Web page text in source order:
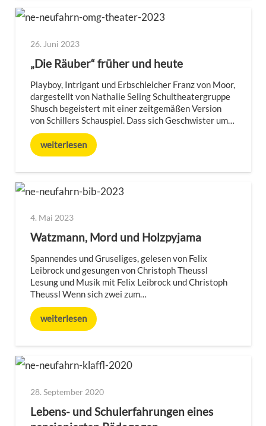
26. Juni 2023
„Die Räuber“ früher und heute
Playboy, Intrigant und Erbschleicher Franz von Moor,
dargestellt von Nathalie Seling Schultheatergruppe
Shusch begeistert mit einer zeitgemäßen Version
von Schillers Schauspiel. Dass sich Geschwister um…
weiterlesen
4. Mai 2023
Watzmann, Mord und Holzpyjama
Spannendes und Gruseliges, gelesen von Felix
Leibrock und gesungen von Christoph Theussl
Lesung und Musik mit Felix Leibrock und Christoph
Theussl Wenn sich zwei zum…
weiterlesen
28. September 2020
Lebens- und Schulerfahrungen eines